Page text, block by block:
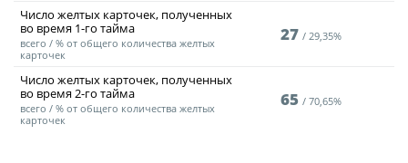
Число желтых карточек, полученных
во время 1-го тайма
всего / % от общего количества желтых
карточек
27 29,35%
Число желтых карточек, полученных
во время2-го тайма
всего / % от общего количества желтых
карточек
65 70,65%